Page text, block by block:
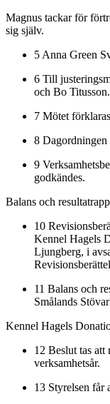
Magnus tackar för
sig själv.
5 Anna Green
6 Till
och Bo Titusson.
7 Mötet
8 Dagordningen
9
godkändes.
Balans och
10
Kennel Hagels
Ljungberg, i
11 Balans och
Smålands
Kennel Hagels
12 Beslut tas
verksamhetsår.
13 Styrelsen får